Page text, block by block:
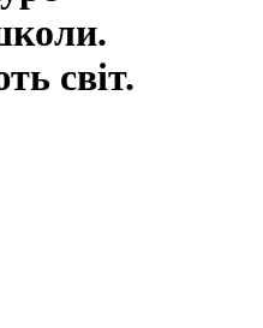
світ.